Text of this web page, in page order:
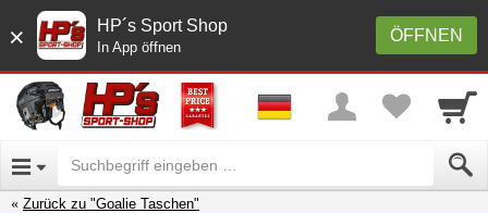
× ÖFFNEN
HP´s Sport Shop
In App öffnen
Zurück zu "Goalie Taschen"